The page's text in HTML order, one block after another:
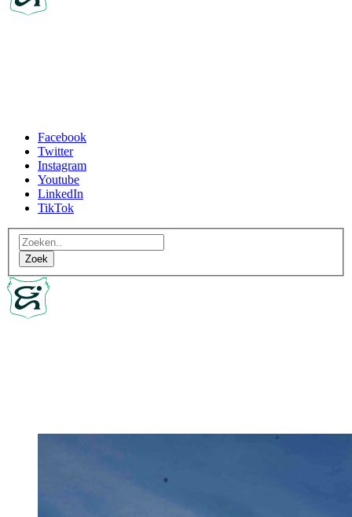
Facebook
Twitter
Instagram
Youtube
LinkedIn
TikTok